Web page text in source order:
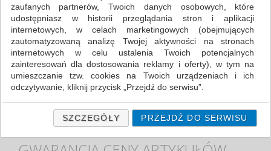
regulacje dotyczące postępowań przetargowych, dobre
praktyki oraz wzorcowe dokumenty. Możemy znaleźć
informacje o ustawodawstwie krajowym oraz unijnym, a
także dokumenty dotyczące zamówień publicznych na
świecie. https://www.uzp.gov.pl/baza-wiedzy Prawo
Zamówień Publicznych - Regulacje Prawo Krajowe Ustawa
Pzp Akty wykonawcze do ustawy Pzp Inne przepisy Prawo
Unijne ...
ZOBACZ CAŁOŚĆ...
zaufanych partnerów, Twoich danych osobowych, które
udostępniasz w historii przeglądania stron i aplikacji
internetowych, w celach marketingowych (obejmujących
zautomatyzowaną analizę Twojej aktywności na stronach
internetowych w celu ustalenia Twoich potencjalnych
zainteresowań dla dostosowania reklamy i oferty), w tym na
umieszczanie tzw. cookies na Twoich urządzeniach i ich
odczytywanie, kliknij przycisk „Przejdź do serwisu”.
Jeśli nie chcesz wyrazić zgody lub ograniczyć jej zakres, kliknij
„Szczegóły”, gdzie znajdziesz wszelkie informacje o tym jak to
zrobić . Te same informacje znajdziesz także na podstronie z
naszą polityką prywatności obowiązującą od 25 maja 2018.
SZCZEGÓŁY PRZEJDŹ DO SERWISU